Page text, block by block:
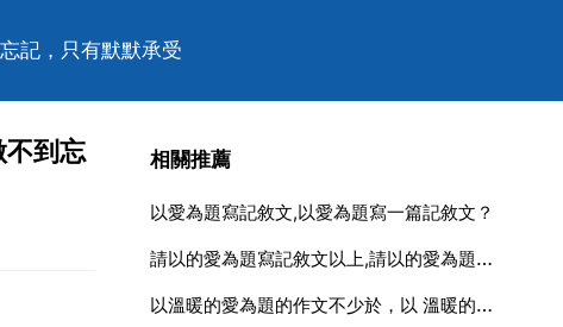
記，只有默默承受
不到忘
相關推薦
以愛為題寫記敘文,以愛為題寫一篇記敘文？
請以的愛為題寫記敘文以上,請以的愛為題寫一篇記敘文,700字以上
以溫暖的愛為題的作文不少於，以 溫暖的愛 為題,的作文,不少於600字